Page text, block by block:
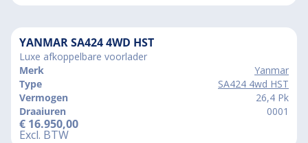
YANMAR SA424 4WD HST
Luxe afkoppelbare voorlader
Merk
Yanmar
Type
SA424 4wd HST
Vermogen
26,4 Pk
Draaiuren
0001
€ 16.950,00
Excl. BTW